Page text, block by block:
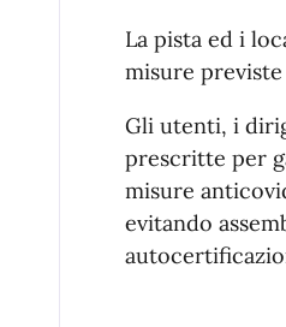
La pista ed i
misure
Gli utenti, i
prescritte per
misure
evitando